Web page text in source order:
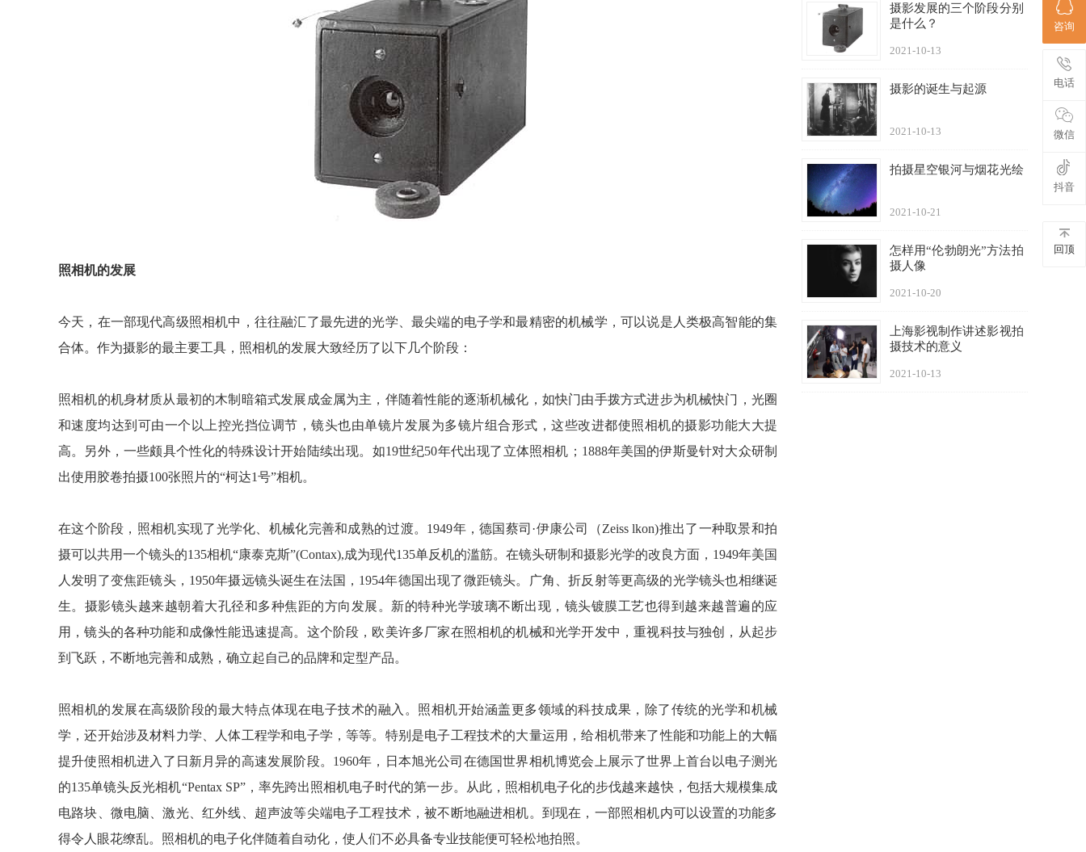
摄影发展的三个阶段分别
是什么？
2021-10-13
摄影的诞生与起源
2021-10-13
拍摄星空银河与烟花光绘
2021-10-21
怎样用“伦勃朗光”方法拍
摄人像
2021-10-20
上海影视制作讲述影视拍
摄技术的意义
2021-10-13
照相机的发展
今天，在一部现代高级照相机中，往往融汇了最先进的光学、最尖端的电子学和最精密的机械学，可以说是人类极高智能的集
合体。作为摄影的最主要工具，照相机的发展大致经历了以下几个阶段：
照相机的机身材质从最初的木制暗箱式发展成金属为主，伴随着性能的逐渐机械化，如快门由手拨方式进步为机械快门，光圈
和速度均达到可由一个以上控光挡位调节，镜头也由单镜片发展为多镜片组合形式，这些改进都使照相机的摄影功能大大提
高。另外，一些颇具个性化的特殊设计开始陆续出现。如19世纪50年代出现了立体照相机；1888年美国的伊斯曼针对大众研制
出使用胶卷拍摄100张照片的“柯达1号”相机。
在这个阶段，照相机实现了光学化、机械化完善和成熟的过渡。1949年，德国蔡司·伊康公司（Zeiss lkon)推出了一种取景和拍
摄可以共用一个镜头的135相机“康泰克斯”(Contax),成为现代135单反机的滥筋。在镜头研制和摄影光学的改良方面，1949年美国
人发明了变焦距镜头，1950年摄远镜头诞生在法国，1954年德国出现了微距镜头。广角、折反射等更高级的光学镜头也相继诞
生。摄影镜头越来越朝着大孔径和多种焦距的方向发展。新的特种光学玻璃不断出现，镜头镀膜工艺也得到越来越普遍的应
用，镜头的各种功能和成像性能迅速提高。这个阶段，欧美许多厂家在照相机的机械和光学开发中，重视科技与独创，从起步
到飞跃，不断地完善和成熟，确立起自己的品牌和定型产品。
照相机的发展在高级阶段的最大特点体现在电子技术的融入。照相机开始涵盖更多领域的科技成果，除了传统的光学和机械
学，还开始涉及材料力学、人体工程学和电子学，等等。特别是电子工程技术的大量运用，给相机带来了性能和功能上的大幅
提升使照相机进入了日新月异的高速发展阶段。1960年，日本旭光公司在德国世界相机博览会上展示了世界上首台以电子测光
的135单镜头反光相机“Pentax SP”，率先跨出照相机电子时代的第一步。从此，照相机电子化的步伐越来越快，包括大规模集成
电路块、微电脑、激光、红外线、超声波等尖端电子工程技术，被不断地融进相机。到现在，一部照相机内可以设置的功能多
得令人眼花缭乱。照相机的电子化伴随着自动化，使人们不必具备专业技能便可轻松地拍照。
咨询
电话
微信
抖音
回顶